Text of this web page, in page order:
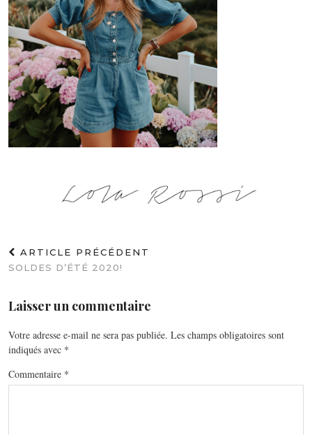
ARTICLE PRÉCÉDENT
SOLDES D’ÉTÉ 2020!
Laisser un commentaire
Votre adresse e-mail ne sera pas publiée. Les champs obligatoires sont
indiqués avec *
Commentaire *